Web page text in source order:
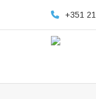
+351